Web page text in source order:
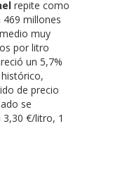
repite como
millones
muy
por litro
un 5,7%
de precio
se
€/litro, 1